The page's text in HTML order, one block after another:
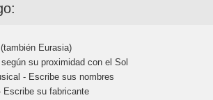
Eurasia)
su proximidad con el Sol
- Escribe sus nombres
Escribe su fabricante